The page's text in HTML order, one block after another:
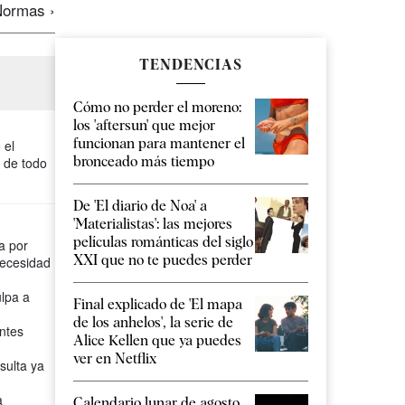
›
el
todo
por
a
ya
TENDENCIAS
Cómo no perder el moreno:
los 'aftersun' que mejor
funcionan para mantener el
bronceado más tiempo
De 'El diario de Noa' a
'Materialistas': las mejores
películas románticas del siglo
XXI que no te puedes perder
Final explicado de 'El mapa
de los anhelos', la serie de
Alice Kellen que ya puedes
ver en Netflix